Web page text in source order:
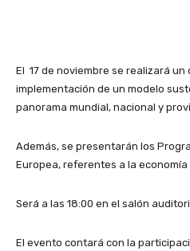
El 17 de noviembre se realizará
implementación de un modelo
panorama mundial, nacional y
Además, se presentarán los
Europea, referentes a la
Será a las 18:00 en el salón
El evento contará con la